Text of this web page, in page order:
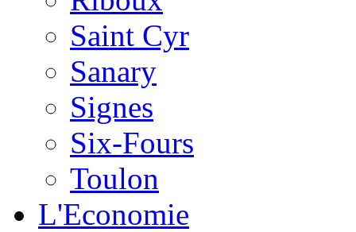
Saint Cyr
Sanary
Signes
Six-Fours
Toulon
L'Economie